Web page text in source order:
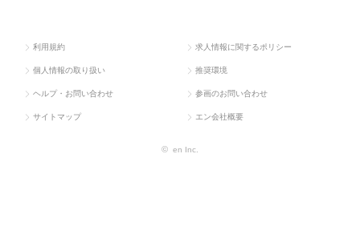
利用規約 求人情報に関するポリシー
個人情報の取り扱い 推奨環境
ヘルプ・お問い合わせ 参画のお問い合わせ
サイトマップ エン会社概要
© en Inc.